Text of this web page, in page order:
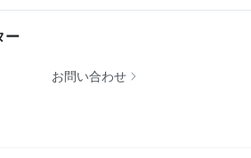
ー
お問い合わせ